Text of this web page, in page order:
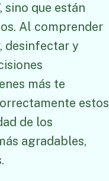
sino que están
Al comprender
desinfectar y
más te
estos
de los
agradables,